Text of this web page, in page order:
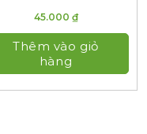
45.000 ₫
Thêm vào giỏ
hàng